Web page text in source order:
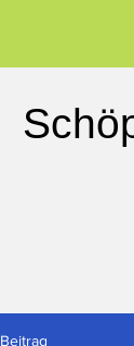
Beitrag